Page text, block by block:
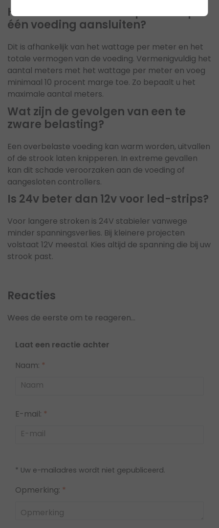
Hoeveel meter led-strip kan ik op
één voeding aansluiten?
Dit is afhankelijk van het wattage per meter en het
totale vermogen van de voeding. Vermenigvuldig het
aantal meters met het wattage per meter en voeg
minimaal 10 procent marge toe. Zo bepaalt u het
maximale aantal meters.
Wat zijn de gevolgen van een te
zware belasting?
Een overbelaste voeding kan warm worden, uitvallen
of de strook laten knipperen. In extreme gevallen
kan dit schade veroorzaken aan de voeding of
aangesloten controllers.
Is 24v beter dan 12v voor led-strips?
Voor langere stroken is 24V stabieler vanwege
minder spanningsverlies. Bij kleinere projecten
volstaat 12V meestal. Kies altijd de spanning die bij uw
strook past.
Reacties
Wees de eerste om te reageren...
Laat een reactie achter
Naam: *
E-mail: *
* Uw e-mailadres wordt niet gepubliceerd.
Opmerking: *